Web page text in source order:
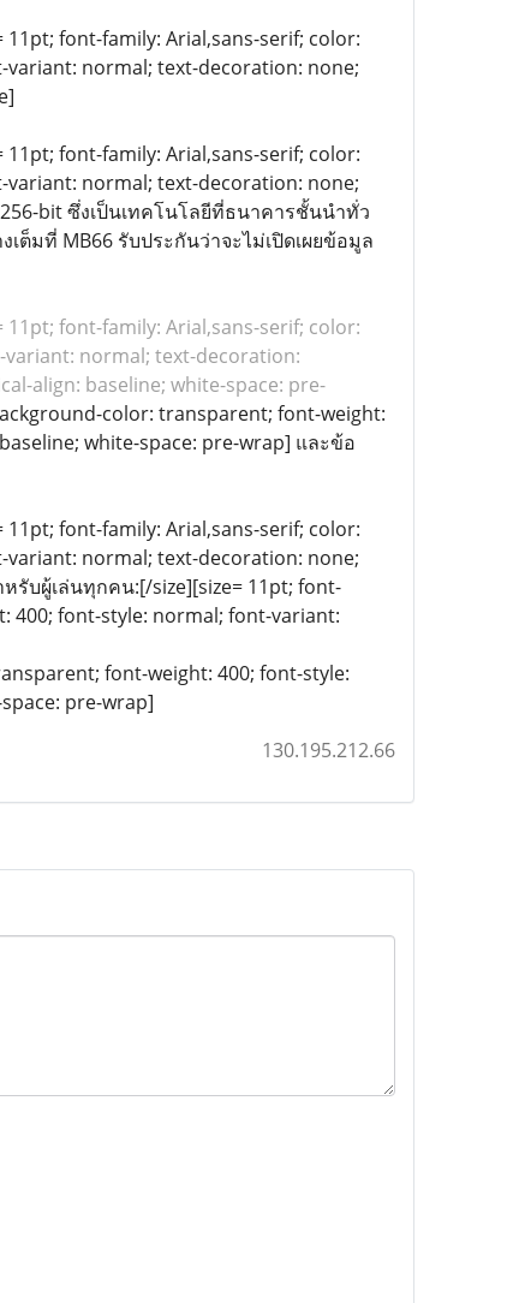
font-family: Arial,sans-serif; color:
normal; text-decoration: none;
font-family: Arial,sans-serif; color:
normal; text-decoration: none;
bit ซึ่งเป็นเทคโนโลยีที่ธนาคารชั้นนำทั่ว
มที่ MB66 รับประกันว่าจะไม่เปิดเผยข้อมูล
11pt; font-family: Arial,sans-serif; color:
normal; text-decoration:
align: baseline; white-space: pre-
color: transparent; font-weight:
white-space: pre-wrap] และข้อ
font-family: Arial,sans-serif; color:
normal; text-decoration: none;
รับผู้เล่นทุกคน:[/size][size= 11pt; font-
400; font-style: normal; font-variant:
font-weight: 400; font-style:
pre-wrap]
130.195.212.66